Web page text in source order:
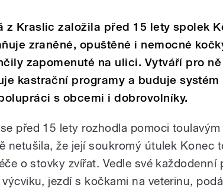
z Kraslic založila před 15 lety spolek
zraněné, opuštěné i nemocné
zapomenuté na ulici. Vytváří pro
kastrační programy a buduje systém
s obcemi i dobrovolníky.
před 15 lety rozhodla pomoci toulavým
netušila, že její soukromý útulek Konec
o stovky zvířat. Vedle své každodenní
jezdí s kočkami na veterinu,